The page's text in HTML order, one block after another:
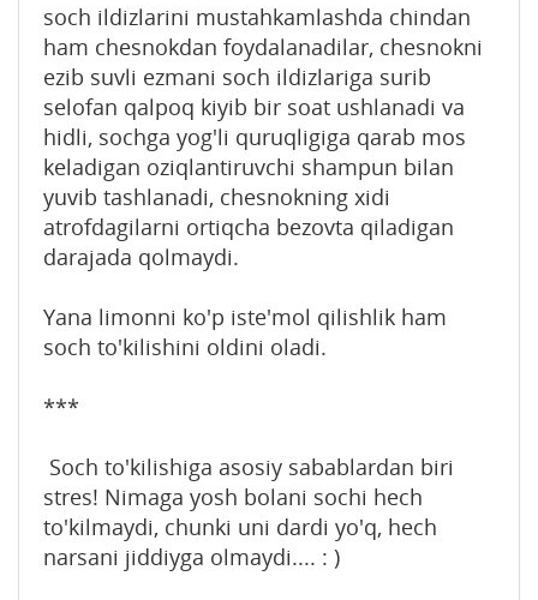
soch ildizlarini mustahkamlashda chindan
ham chesnokdan foydalanadilar, chesnokni
ezib suvli ezmani soch ildizlariga surib
selofan qalpoq kiyib bir soat ushlanadi va
hidli, sochga yog'li quruqligiga qarab mos
keladigan oziqlantiruvchi shampun bilan
yuvib tashlanadi, chesnokning xidi
atrofdagilarni ortiqcha bezovta qiladigan
darajada qolmaydi.
Yana limonni ko'p iste'mol qilishlik ham
soch to'kilishini oldini oladi.
***
Soch to'kilishiga asosiy sabablardan biri
stres! Nimaga yosh bolani sochi hech
to'kilmaydi, chunki uni dardi yo'q, hech
narsani jiddiyga olmaydi.... : )